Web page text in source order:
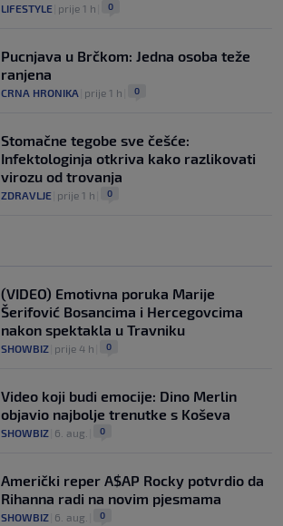
LIFESTYLE prije 1 h 0
Pucnjava u Brčkom: Jedna osoba teže
ranjena
CRNA HRONIKA prije 1 h 0
Stomačne tegobe sve češće:
Infektologinja otkriva kako razlikovati
virozu od trovanja
ZDRAVLJE prije 1 h 0
(VIDEO) Emotivna poruka Marije
Šerifović Bosancima i Hercegovcima
nakon spektakla u Travniku
SHOWBIZ prije 4 h 0
Video koji budi emocije: Dino Merlin
objavio najbolje trenutke s Koševa
SHOWBIZ 6. aug. 0
Američki reper A$AP Rocky potvrdio da
Rihanna radi na novim pjesmama
SHOWBIZ 6. aug. 0